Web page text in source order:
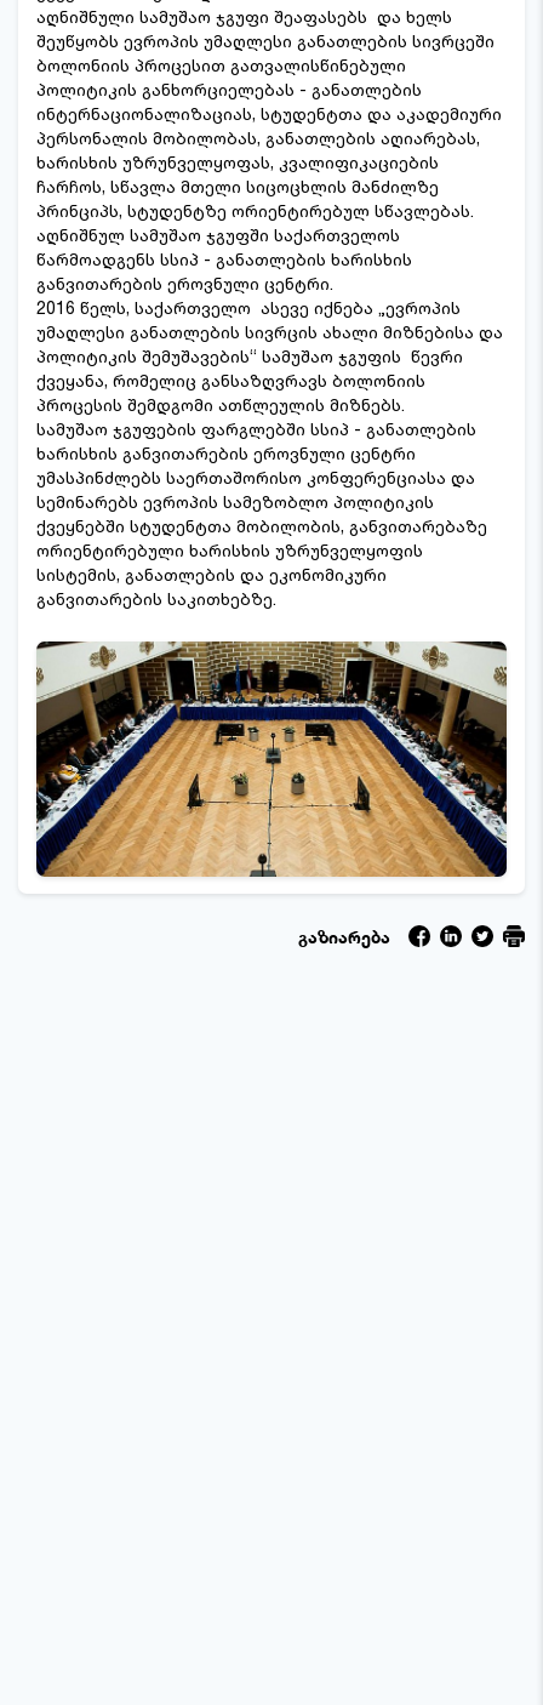
აღნიშნული სამუშაო ჯგუფი შეაფასებს და ხელს
შეუწყობს ევროპის უმაღლესი განათლების სივრცეში
ბოლონიის პროცესით გათვალისწინებული
პოლიტიკის განხორციელებას - განათლების
ინტერნაციონალიზაციას, სტუდენტთა და აკადემიური
პერსონალის მობილობას, განათლების აღიარებას,
ხარისხის უზრუნველყოფას, კვალიფიკაციების
ჩარჩოს, სწავლა მთელი სიცოცხლის მანძილზე
პრინციპს, სტუდენტზე ორიენტირებულ სწავლებას.
აღნიშნულ სამუშაო ჯგუფში საქართველოს
წარმოადგენს სსიპ - განათლების ხარისხის
განვითარების ეროვნული ცენტრი.
2016 წელს, საქართველო ასევე იქნება „ევროპის
უმაღლესი განათლების სივრცის ახალი მიზნებისა და
პოლიტიკის შემუშავების“ სამუშაო ჯგუფის წევრი
ქვეყანა, რომელიც განსაზღვრავს ბოლონიის
პროცესის შემდგომი ათწლეულის მიზნებს.
სამუშაო ჯგუფების ფარგლებში სსიპ - განათლების
ხარისხის განვითარების ეროვნული ცენტრი
უმასპინძლებს საერთაშორისო კონფერენციასა და
სემინარებს ევროპის სამეზობლო პოლიტიკის
ქვეყნებში სტუდენტთა მობილობის, განვითარებაზე
ორიენტირებული ხარისხის უზრუნველყოფის
სისტემის, განათლების და ეკონომიკური
განვითარების საკითხებზე.
გაზიარება